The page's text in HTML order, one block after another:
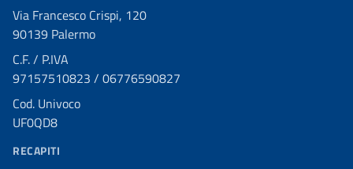
Via Francesco Crispi, 120
90139 Palermo
C.F. / P.IVA
97157510823 / 06776590827
Cod. Univoco
UF0QD8
RECAPITI